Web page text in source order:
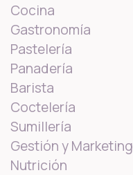
Cocina
Gastronomía
Pastelería
Panadería
Barista
Coctelería
Sumillería
Gestión y Marketing
Nutrición